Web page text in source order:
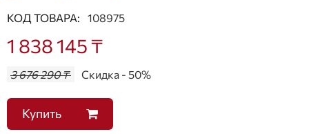
КОД ТОВАРА: 108975
1 838 145 ₸
3 676 290 ₸ Скидка - 50%
Купить